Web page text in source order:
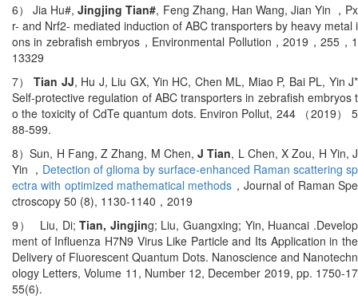
6） Jia Hu#,Jingjing Tian#, Feng Zhang, Han Wang, Jian Yin ， Px
r- and Nrf2- mediated induction of ABC transporters by heavy metal i
ons in zebrafish embryos ， Environmental Pollution ，2019 ，255 ， 1
13329
7） Tian JJ, Hu J, Liu GX, Yin HC, Chen ML, Miao P, Bai PL, Yin J*
Self-protective regulation of ABC transporters in zebrafish embryos t
o the toxicity of CdTe quantum dots. Environ Pollut, 244
（2019）
5
88-599.
8）Sun, H Fang, Z Zhang, M Chen, J Tian, L Chen, X Zou, H Yin, J
Yin ， Detection of glioma by surface‐enhanced Raman scattering sp
ectra with optimized mathematical methods ，Journal of Raman Spe
ctroscopy 50 (8), 1130-1140 ， 2019
9 ） Liu, Di;Tian, Jingjing; Liu, Guangxing; Yin, Huancai .Develop
ment of Influenza H7N9 Virus Like Particle and Its Application in the
Delivery of Fluorescent Quantum Dots. Nanoscience and Nanotechn
ology Letters, Volume 11, Number 12, December 2019, pp. 1750-17
55(6).